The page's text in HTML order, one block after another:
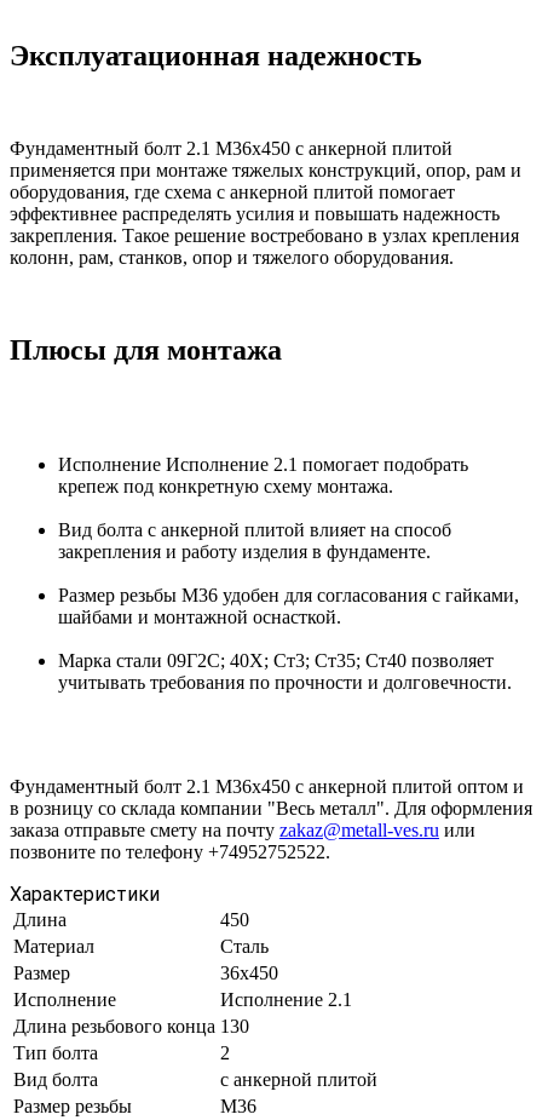
Эксплуатационная надежность
Фундаментный болт 2.1 М36х450 с анкерной плитой
применяется при монтаже тяжелых конструкций, опор, рам и
оборудования, где схема с анкерной плитой помогает
эффективнее распределять усилия и повышать надежность
закрепления. Такое решение востребовано в узлах крепления
колонн, рам, станков, опор и тяжелого оборудования.
Плюсы для монтажа
Исполнение Исполнение 2.1 помогает подобрать
крепеж под конкретную схему монтажа.
Вид болта с анкерной плитой влияет на способ
закрепления и работу изделия в фундаменте.
Размер резьбы М36 удобен для согласования с гайками,
шайбами и монтажной оснасткой.
Марка стали 09Г2С; 40Х; Ст3; Ст35; Ст40 позволяет
учитывать требования по прочности и долговечности.
Фундаментный болт 2.1 М36х450 с анкерной плитой оптом и
в розницу со склада компании "Весь металл". Для оформления
заказа отправьте смету на почту zakaz@metall-ves.ru или
позвоните по телефону +74952752522.
Характеристики
Длина
450
Материал
Сталь
Размер
36х450
Исполнение
Исполнение 2.1
Длина резьбового конца 130
Тип болта
2
Вид болта
с анкерной плитой
Размер резьбы
М36